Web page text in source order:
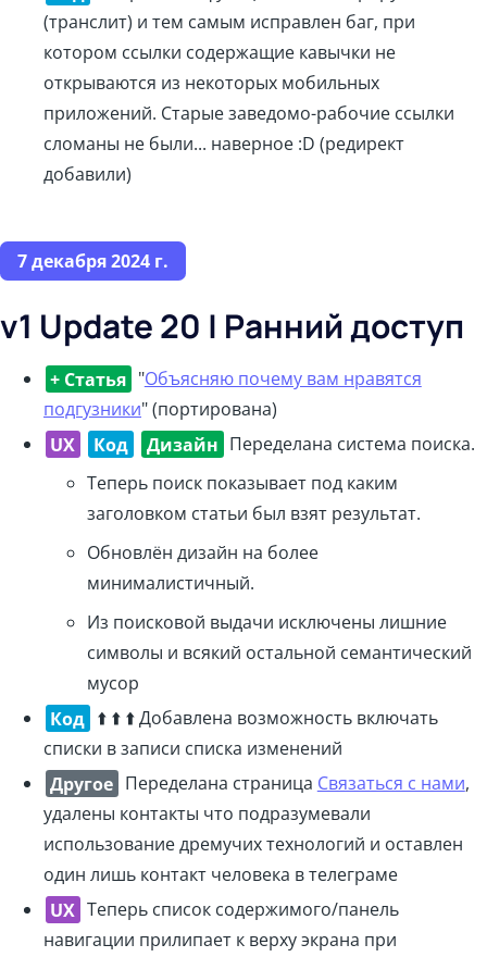
(транслит) и тем самым исправлен баг, при
котором ссылки содержащие кавычки не
открываются из некоторых мобильных
приложений. Старые заведомо-рабочие ссылки
сломаны не были... наверное :D (редирект
добавили)
7 декабря 2024 г.
v1 Update 20 | Ранний доступ
+ Статья "Объясняю почему вам нравятся
подгузники" (портирована)
UX
Код Дизайн Переделана система поиска.
Теперь поиск показывает под каким
заголовком статьи был взят результат.
Обновлён дизайн на более
минималистичный.
Из поисковой выдачи исключены лишние
символы и всякий остальной семантический
мусор
Код ⬆️ ⬆️ ⬆️ Добавлена возможность включать
списки в записи списка изменений
Другое Переделана страница Связаться с нами,
удалены контакты что подразумевали
использование дремучих технологий и оставлен
один лишь контакт человека в телеграме
UX Теперь список содержимого/панель
навигации прилипает к верху экрана при